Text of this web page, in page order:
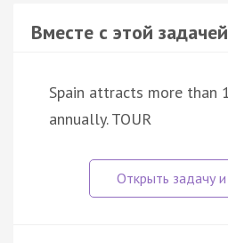
Вместе с этой
Spain attracts more than
annually. TOUR